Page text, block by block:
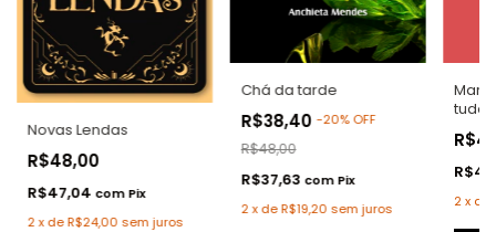
Novas Lendas
R$48,00
R$47,04 comPix
2 xdeR$24,00 sem juros
Chá da tarde
R$38,40-20%OFF
R$48,00
R$37,63 com Pix
2 xdeR$19,20 sem juros
tudo:
2x de